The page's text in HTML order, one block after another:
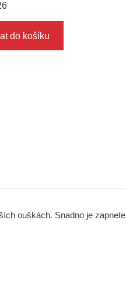
do košíku
ouškách. Snadno je zapnete